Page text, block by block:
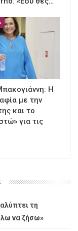
Η
με την
και το
για τις
τη
να ζήσω»